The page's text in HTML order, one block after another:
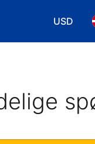
USD
Vælg